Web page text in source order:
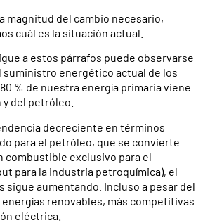
magnitud del cambio necesario,
cuál es la situación actual.
a estos párrafos puede observarse
suministro energético actual de los
% de nuestra energía primaria viene
del petróleo.
decreciente en términos
para el petróleo, que se convierte
combustible exclusivo para el
para la industria petroquímica), el
sigue aumentando. Incluso a pesar del
renovables, más competitivas
eléctrica.